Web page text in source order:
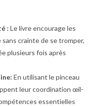
: Le livre encourage les
crainte de se tromper,
plusieurs fois après
En utilisant le pinceau
leur coordination œil-
essentielles